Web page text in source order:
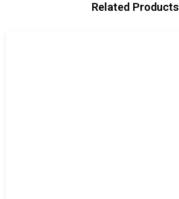
Related Products